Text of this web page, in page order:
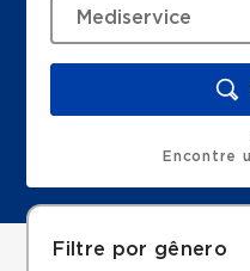
Encontre
Filtre por gênero